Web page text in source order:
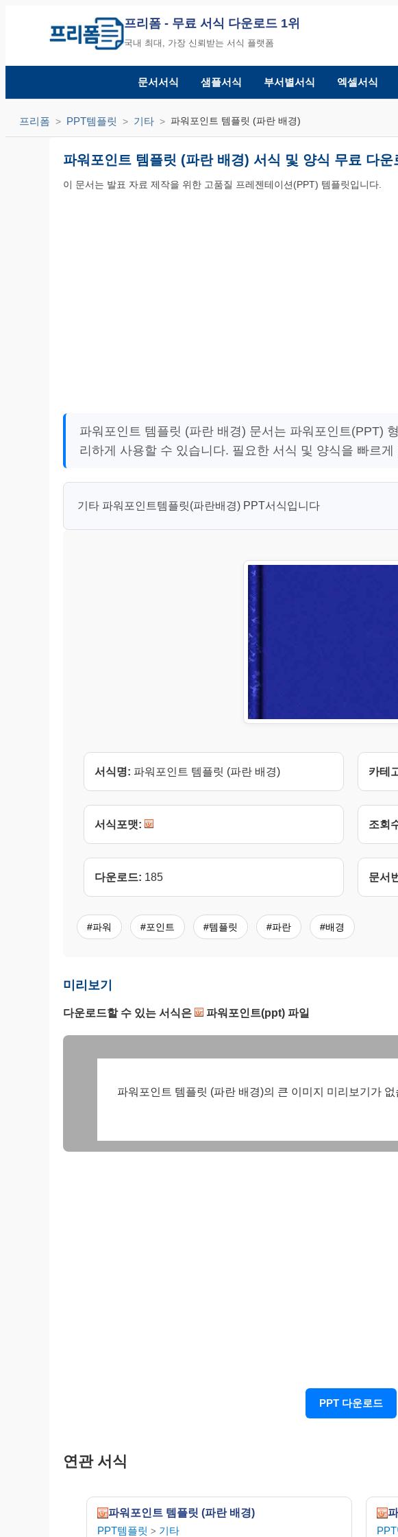
프리폼 - 무료 서식 다운로드 1위
국내 최대, 가장 신뢰받는 서식 플랫폼
문서서식 샘플서식 부서별서식 엑셀서식
프리폼 PPT템플릿 기타 파워포인트 템플릿 (파란 배경)
파워포인트 템플릿 (파란 배경) 서식 및 양식 무료 다운
이 문서는 발표 자료 제작을 위한 고품질 프레젠테이션(PPT) 템플릿입니다.
파워포인트 템플릿 (파란 배경) 문서는 파워포인트(PPT)
리하게 사용할 수 있습니다. 필요한 서식 및 양식을 빠르
기타 파워포인트템플릿(파란배경) PPT서식입니다
서식명: 파워포인트 템플릿 (파란 배경) 카테
서식포맷: 조회
다운로드: 185 문서
#파워 #포인트 #템플릿 #파란 #배경
미리보기
다운로드할 수 있는 서식은 파워포인트(ppt) 파일
파워포인트 템플릿 (파란 배경)의 큰 이미지 미리보기가
PPT 다운로드
연관 서식
파워포인트 템플릿 (파란 배경)
PPT템플릿 > 기타